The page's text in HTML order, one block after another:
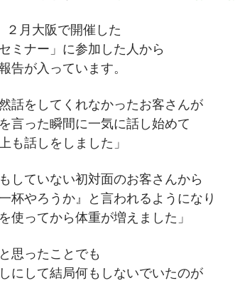
２月大阪で開催した
ミナー」に参加した人から
告が入っています。
話をしてくれなかったお客さんが
言った瞬間に一気に話し始めて
も話しをしました」
していない初対面のお客さんから
杯やろうか』と言われるようになり
使ってから体重が増えました」
思ったことでも
にして結局何もしないでいたのが